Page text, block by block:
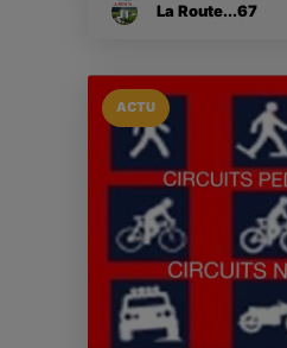
La Route...67
ACTU